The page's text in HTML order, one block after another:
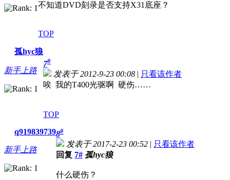
不知道DVD刻录是否支持X31底座？
TOP
孤hyc狼
新手上路
7#
发表于 2012-9-23 00:08 | 只看该作者
唉 我的T400光驱啊 硬伤……
TOP
q919839739
新手上路
8#
发表于 2017-2-23 00:52 | 只看该作者
回复 7# 孤hyc狼
什么硬伤？